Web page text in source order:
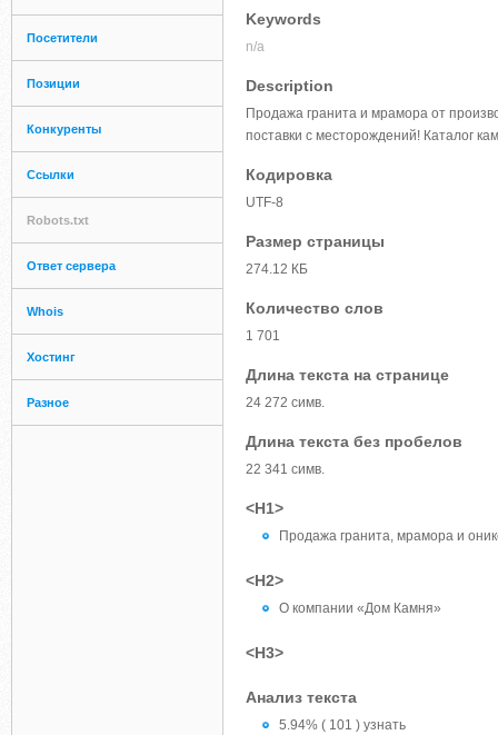
Посетители
Позиции
Конкуренты
Ссылки
Robots.txt
Ответ сервера
Whois
Хостинг
Разное
Keywords
n/a
Description
Продажа гранита и мрамора от
поставки с месторождений! Каталог
Кодировка
UTF-8
Размер страницы
274.12 КБ
Количество слов
1 701
Длина текста на странице
24 272 симв.
Длина текста без пробелов
22 341 симв.
<H1>
Продажа гранита, мрамора и
<H2>
О компании «Дом Камня»
<H3>
Анализ текста
5.94% ( 101 ) узнать